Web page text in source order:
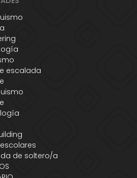
escalada
de soltero/a